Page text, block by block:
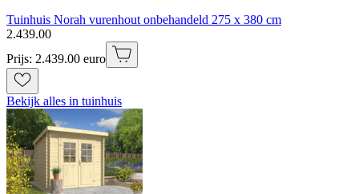
Tuinhuis Norah vurenhout onbehandeld 275 x 380 cm
2.439.00
Prijs: 2.439.00 euro
Bekijk alles in tuinhuis